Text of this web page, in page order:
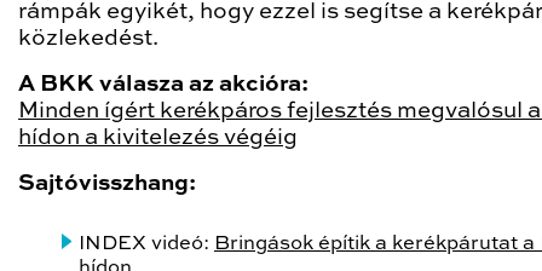
rámpák egyikét, hogy ezzel is segítse a
közlekedést.
A BKK válasza az akcióra:
Minden ígért kerékpáros fejlesztés megvalósul
hídon a kivitelezés végéig
Sajtóvisszhang:
INDEX videó: Bringások építik a kerékpárutat a